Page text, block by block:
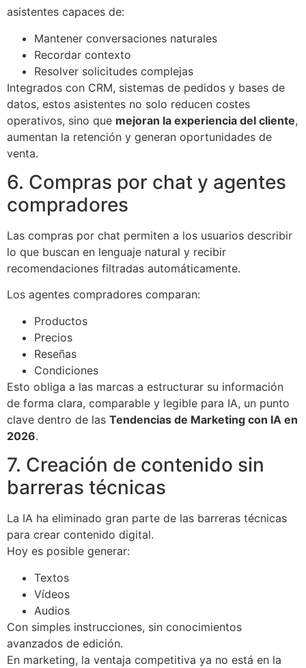
asistentes capaces de:
Mantener conversaciones naturales
Recordar contexto
Resolver solicitudes complejas
Integrados con CRM, sistemas de pedidos y bases de
datos, estos asistentes no solo reducen costes
operativos, sino que mejoran la experiencia del cliente,
aumentan la retención y generan oportunidades de
venta.
6. Compras por chat y agentes
compradores
Las compras por chat permiten a los usuarios describir
lo que buscan en lenguaje natural y recibir
recomendaciones filtradas automáticamente.
Los agentes compradores comparan:
Productos
Precios
Reseñas
Condiciones
Esto obliga a las marcas a estructurar su información
de forma clara, comparable y legible para IA, un punto
clave dentro de las Tendencias de Marketing con IA en
2026.
7. Creación de contenido sin
barreras técnicas
La IA ha eliminado gran parte de las barreras técnicas
para crear contenido digital.
Hoy es posible generar:
Textos
Vídeos
Audios
Con simples instrucciones, sin conocimientos
avanzados de edición.
En marketing, la ventaja competitiva ya no está en la